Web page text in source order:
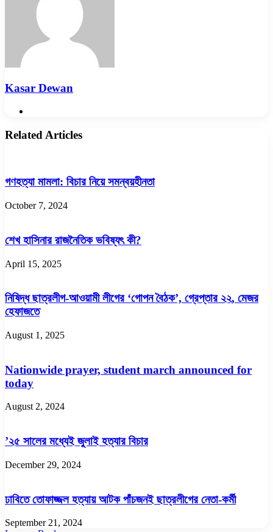
Kasar Dewan
Related Articles
গণহত্যা মামলা: বিচার নিয়ে সমন্বয়হীনতা
October 7, 2024
শেখ হাসিনার রাজনৈতিক ভবিষ্যৎ কী?
April 15, 2025
নিষিদ্ধ ছাত্রলীগ-আওয়ামী লীগের ‘গোপন বৈঠক’, গ্রেপ্তার ২২, মেজর
হেফাজতে
August 1, 2025
Nationwide prayer, student march announced for
today
August 2, 2024
’২৫ সালের মধ্যেই জুলাই হত্যার বিচার
December 29, 2024
ঢাবিতে তোফাজ্জল হত্যায় আটক পাঁচজনই ছাত্রলীগের নেতা-কর্মী
September 21, 2024